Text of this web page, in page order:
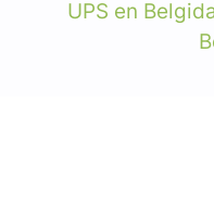
UPS en